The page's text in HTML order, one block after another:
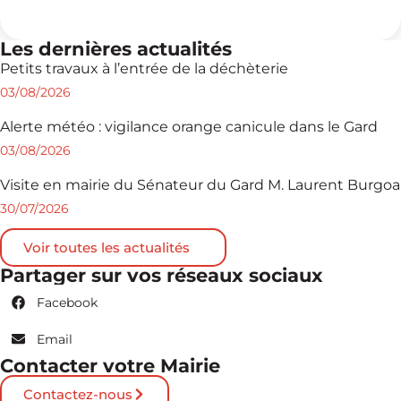
Les dernières actualités
Petits travaux à l’entrée de la déchèterie
03/08/2026
Alerte météo : vigilance orange canicule dans le Gard
03/08/2026
Visite en mairie du Sénateur du Gard M. Laurent Burgoa
30/07/2026
Voir toutes les actualités
Partager sur vos réseaux sociaux
Facebook
Email
Contacter votre Mairie
Contactez-nous